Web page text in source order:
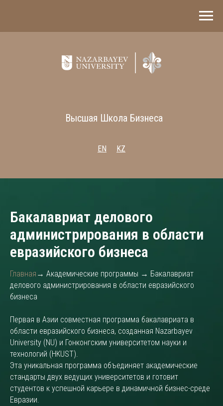
Высшая Школа Бизнеса
EN KZ
Бакалавриат делового
администрирования в области
евразийского бизнеса
Главная → Академические программы → Бакалавриат
делового администрирования в области евразийского
бизнеса
Первая в Азии совместная программа бакалавриата в
области евразийского бизнеса, созданная Nazarbayev
University (NU) и Гонконгским университетом науки и
технологий (HKUST).
Эта уникальная программа объединяет академические
стандарты двух ведущих университетов и готовит
студентов к успешной карьере в динамичной бизнес-среде
Евразии.